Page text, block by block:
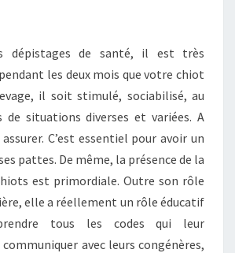
dépistages de santé, il est très
les deux mois que votre chiot
il soit stimulé, sociabilisé, au
situations diverses et variées. A
C’est essentiel pour avoir un
pattes. De même, la présence de la
est primordiale. Outre son rôle
elle a réellement un rôle éducatif
tous les codes qui leur
avec leurs congénères,